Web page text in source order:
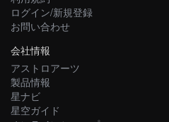
ログイン/新規登録
お問い合わせ
会社情報
アストロアーツ
製品情報
星ナビ
星空ガイド